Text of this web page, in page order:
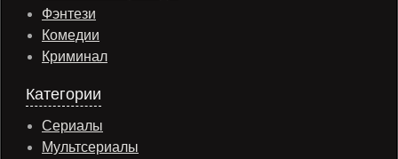
Фэнтези
Комедии
Криминал
Категории
Сериалы
Мультсериалы